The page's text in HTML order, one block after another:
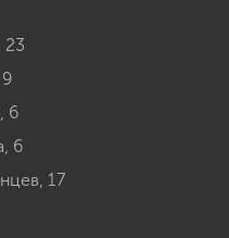
6